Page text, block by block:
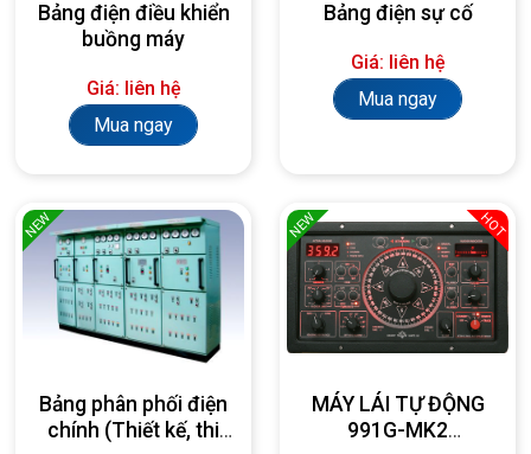
Bảng điện điều khiển
buồng máy
Giá: liên hệ
Mua ngay
Bảng điện sự cố
Giá: liên hệ
Mua ngay
NEW
Bảng phân phối điện
chính (Thiết kế, thi
NEW HOT
MÁY LÁI TỰ ĐỘNG
991G-MK2